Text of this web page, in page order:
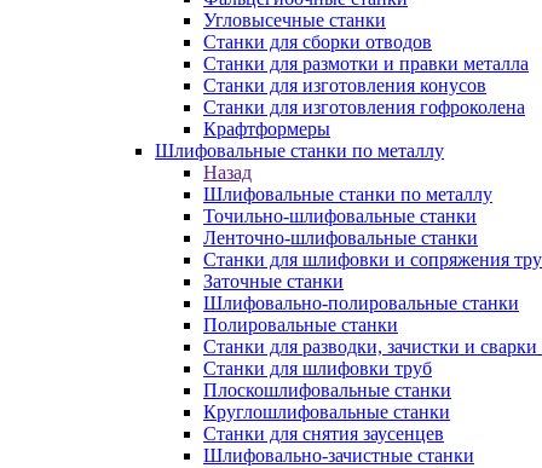
Угловысечные станки
Станки для сборки отводов
Станки для размотки и правки металла
Станки для изготовления конусов
Станки для изготовления гофроколена
Крафтформеры
Шлифовальные станки по металлу
Назад
Шлифовальные станки по металлу
Точильно-шлифовальные станки
Ленточно-шлифовальные станки
Станки для шлифовки и сопряжения
Заточные станки
Шлифовально-полировальные станки
Полировальные станки
Станки для разводки, зачистки и сварки
Станки для шлифовки труб
Плоскошлифовальные станки
Круглошлифовальные станки
Станки для снятия заусенцев
Шлифовально-зачистные станки